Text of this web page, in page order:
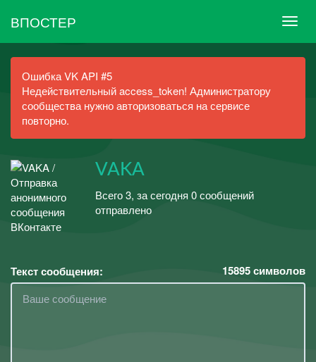
ВПОСТЕР
Ошибка VK API #5
Недействительный access_token! Администратору
сообщества нужно авторизоваться на сервисе
повторно.
VAKA
Всего 3, за сегодня 0 сообщений
отправлено
Текст сообщения: 15895символов